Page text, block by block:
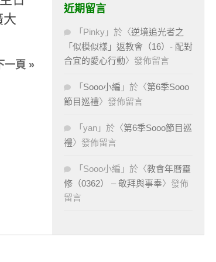
一頁 »
近期留言
「 Pinky 」於〈逆境追光者之
「似模似樣」返教會（16）- 配對
合宜的愛心行動〉發佈留言
「 Sooo小編 」於〈第6季Sooo
節目巡禮〉發佈留言
「 yan 」於〈第6季Sooo節目巡
禮〉發佈留言
「 Sooo小編 」於〈教會年曆靈
修（0362） – 敬拜與事奉〉發佈
留言